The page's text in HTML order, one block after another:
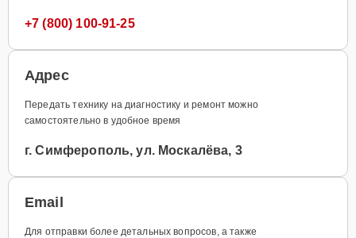
+7 (800) 100-91-25
Адрес
Передать технику на диагностику и ремонт можно
самостоятельно в удобное время
г. Симферополь, ул. Москалёва, 3
Email
Для отправки более детальных вопросов, а также